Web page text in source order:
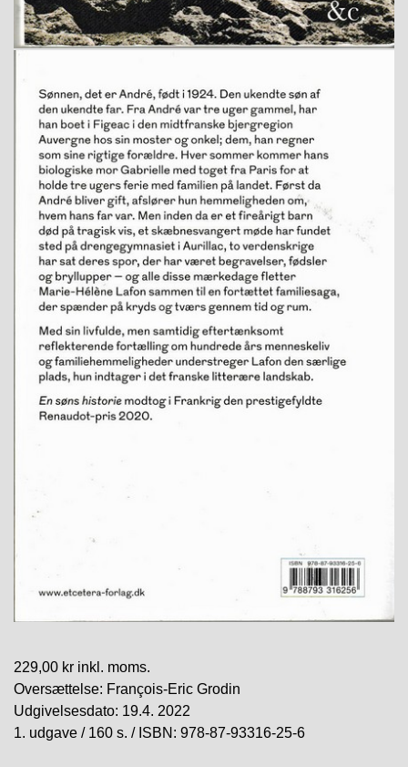
229,00 kr inkl. moms.
Oversættelse: François-Eric Grodin
Udgivelsesdato: 19.4. 2022
1. udgave / 160 s. / ISBN: 978-87-93316-25-6